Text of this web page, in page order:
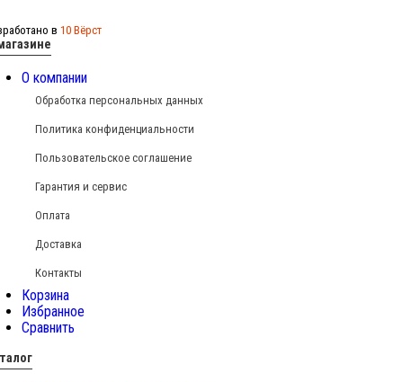
в 10 Вёрст
О компании
Обработка персональных данных
Политика конфиденциальности
Пользовательское соглашение
Гарантия и сервис
Оплата
Доставка
Контакты
Корзина
Избранное
Сравнить